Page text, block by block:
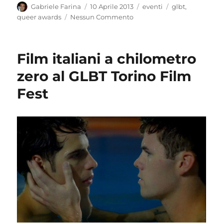
Autore
Gabriele Farina
Pubblicato
il
10 Aprile 2013 Categorie
eventi Tag
glbt,
queer awards
Nessun Commento
Film italiani a chilometro
zero al GLBT Torino Film
Fest